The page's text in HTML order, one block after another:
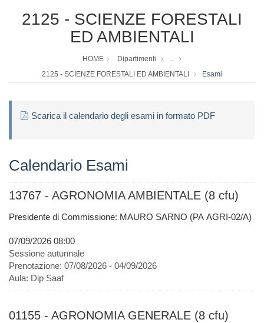
2125 - SCIENZE FORESTALI
ED AMBIENTALI
HOME Dipartimenti
...
2125 - SCIENZE FORESTALI ED AMBIENTALI
Esami
Scarica il calendario degli esami in formato PDF
Calendario Esami
13767 - AGRONOMIA AMBIENTALE (8 cfu)
Presidente di Commissione: MAURO SARNO (PA AGRI-02/A)
07/09/2026 08:00
Sessione autunnale
Prenotazione: 07/08/2026 - 04/09/2026
Aula: Dip Saaf
01155 - AGRONOMIA GENERALE (8 cfu)